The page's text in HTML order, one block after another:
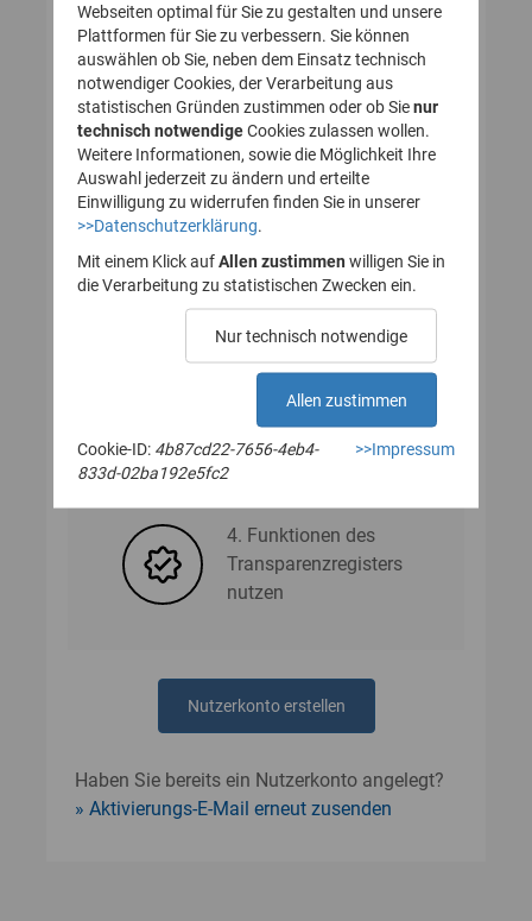
So legen Sie Ihr Nutzerkonto für
das Transparenzregister an
(Registrierung):
1. Nutzerkonto erstellen
des Nutzerkontos
bestätigen
3. Nutzerdaten angeben
4. Funktionen des
Transparenzregisters
nutzen
Nutzerkonto erstellen
Haben Sie bereits ein Nutzerkonto angelegt?
Aktivierungs-E-Mail erneut zusenden
Webseiten optimal für Sie zu gestalten und unsere
Plattformen für Sie zu verbessern. Sie können
auswählen ob Sie, neben dem Einsatz technisch
notwendiger Cookies, der Verarbeitung aus
statistischen Gründen zustimmen oder ob Sienur
technisch notwendigeCookies zulassen wollen.
Weitere Informationen, sowie die Möglichkeit Ihre
Auswahl jederzeit zu ändern und erteilte
Einwilligung zu widerrufen finden Sie in unserer
>>Datenschutzerklärung
Mit einem Klick auf Allen zustimmen willigen Sie in
die Verarbeitung zu statistischen Zwecken ein.
Nur technisch notwendige
Allen zustimmen
Cookie-ID: 4b87cd22-7656-4eb4-
833d-02ba192e5fc2
>>Impressum